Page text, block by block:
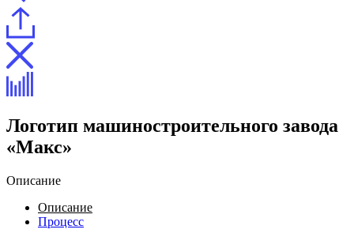
Логотип машиностроительного завода
«Макс»
Описание
Описание
Процесс